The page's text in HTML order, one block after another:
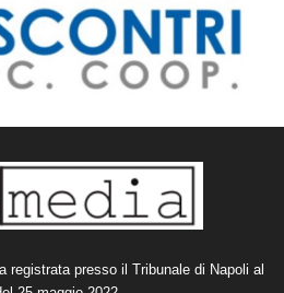
registrata presso il Tribunale di Napoli al